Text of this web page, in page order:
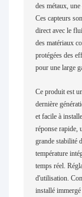
des métaux,
Ces capteurs
direct avec le
des matériaux
protégées des
pour une large
Ce produit est
dernière
et facile à
réponse rapide,
grande stabilité
température
temps réel.
d'utilisation.
installé